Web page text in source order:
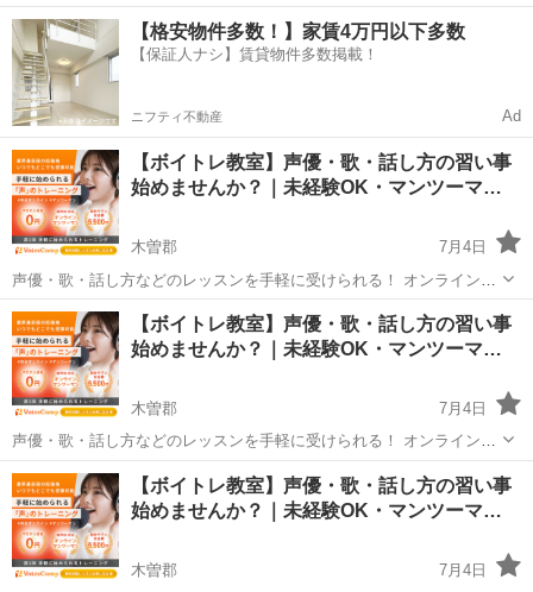
イトレ教室「Voice Camp（ボイスキャンプ）」 「声優のレッスンを一
度受けてみたい」 「話し方に自信がなくて改善したい」 「歌が上手く
なって気...
長野 東筑摩郡 その他 声優
【格安物件多数！】家賃4万円以下多数
【保証人ナシ】賃貸物件多数掲載！
ニフティ不動産 Ad
【ボイトレ教室】声優・歌・話し方の習い事
始めませんか？｜未経験OK・マンツーマ…
木曽郡
7月4日
声優・歌・話し方などのレッスンを手軽に受けられる！ オンラインボ
イトレ教室「Voice Camp（ボイスキャンプ）」 「声優のレッスンを一
度受けてみたい」 「話し方に自信がなくて改善したい」 「歌が上手く
なって気...
長野 木曽郡 その他 声優
【ボイトレ教室】声優・歌・話し方の習い事
始めませんか？｜未経験OK・マンツーマ…
木曽郡
7月4日
声優・歌・話し方などのレッスンを手軽に受けられる！ オンラインボ
イトレ教室「Voice Camp（ボイスキャンプ）」 「声優のレッスンを一
度受けてみたい」 「話し方に自信がなくて改善したい」 「歌が上手く
なって気...
長野 木曽郡 その他
【ボイトレ教室】声優・歌・話し方の習い事
始めませんか？｜未経験OK・マンツーマ…
木曽郡 7月4日